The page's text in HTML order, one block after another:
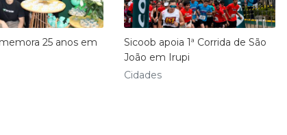
25 anos em
Sicoob apoia 1ª Corrida de São
João em Irupi
Cidades